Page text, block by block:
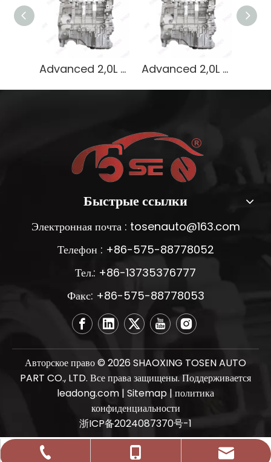
Advanced 2,0L Бензиновый двигатель G4FG для седанов Hyundai Advanced 2,0L Бензиновый двигатель G4FG для седанов Hyundai
Быстрые ссылки
Электронная почта : tosenauto@163.com
Телефон : +86-575-88778052
Тел.: +86-13735376777
Факс: +86-575-88778053
Авторское право ©2026 SHAOXING TOSEN AUTO
PART CO., LTD. Все права защищены. Поддерживается
leadong.com | Sitemap | политика
конфиденциальности
浙ICP备2024087370号-1
+86-575-88778052
+86-13735376777
tosenauto@163.com